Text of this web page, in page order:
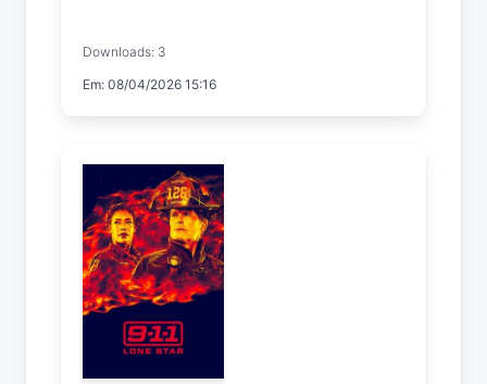
Temp. 5 EP. 9
Downloads: 3
Em: 08/04/2026 15:16